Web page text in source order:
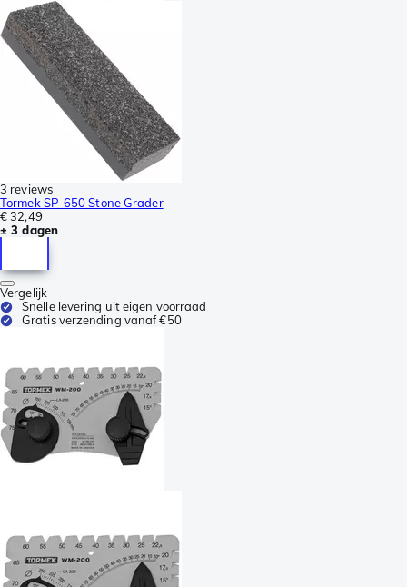
3 reviews
Tormek SP-650 Stone Grader
€ 32,49
± 3 dagen
Vergelijk
Snelle levering uit eigen voorraad
Gratis verzending vanaf €50